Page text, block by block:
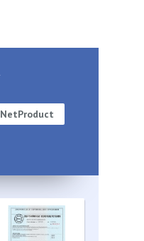
NetProduct